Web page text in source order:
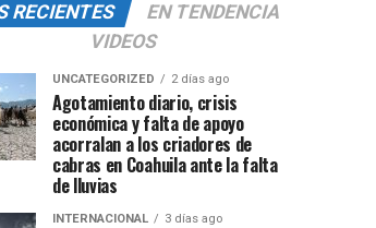
RECIENTES
EN TENDENCIA
VIDEOS
UNCATEGORIZED 2 días ago
Agotamiento diario, crisis
económica y falta de apoyo
acorralan a los criadores de
cabras en Coahuila ante la falta
de lluvias
INTERNACIONAL 3 días ago